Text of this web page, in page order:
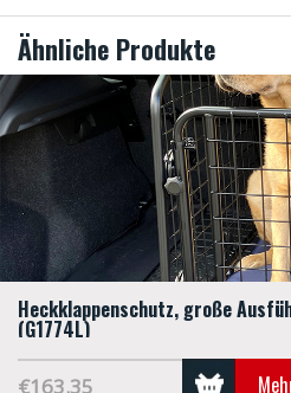
Ähnliche Produkte
Heckklappenschutz, große
(G1774L)
€163.35